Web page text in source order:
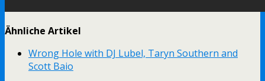
Ähnliche Artikel
Wrong Hole with DJ Lubel, Taryn Southern and
Scott Baio